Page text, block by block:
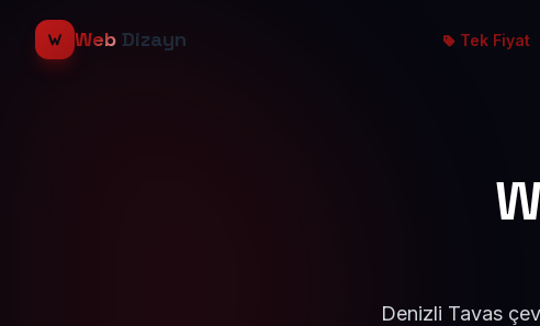
Web Dizayn Tek Fiyat
Denizli Tavas